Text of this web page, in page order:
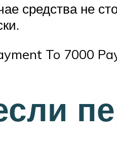
средства не
To 7000